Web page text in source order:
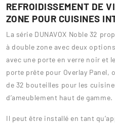
REFROIDISSEMENT DE
ZONE POUR CUISINES
La série DUNAVOX Noble 32
à double zone avec deux
avec une porte en verre noir et
porte prête pour Overlay
de 32 bouteilles pour les
d’ameublement haut de gamme.
Il peut être installé en tant